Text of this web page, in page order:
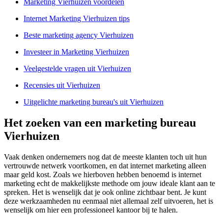
Marketing Vierhuizen voordelen
Internet Marketing Vierhuizen tips
Beste marketing agency Vierhuizen
Investeer in Marketing Vierhuizen
Veelgestelde vragen uit Vierhuizen
Recensies uit Vierhuizen
Uitgelichte marketing bureau's uit Vierhuizen
Het zoeken van een marketing bureau
Vierhuizen
Vaak denken ondernemers nog dat de meeste klanten toch uit hun
vertrouwde netwerk voortkomen, en dat internet marketing alleen
maar geld kost. Zoals we hierboven hebben benoemd is internet
marketing echt de makkelijkste methode om jouw ideale klant aan te
spreken. Het is wenselijk dat je ook online zichtbaar bent. Je kunt
deze werkzaamheden nu eenmaal niet allemaal zelf uitvoeren, het is
wenselijk om hier een professioneel kantoor bij te halen.